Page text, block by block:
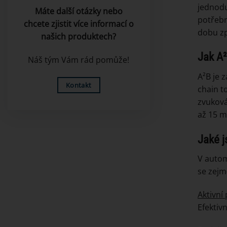
Máte další otázky nebo
chcete zjistit více informací o
našich produktech?
Náš tým Vám rád pomůže!
Kontakt
dobu
Jak
A²B je
chain
až 15
Jaké
V
se
Aktivní